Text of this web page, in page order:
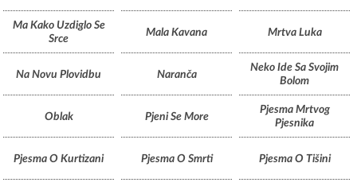
Ma Kako Uzdiglo Se
Srce
Mala Kavana Mrtva Luka
Na Novu Plovidbu Naranča
Neko Ide Sa Svojim
Bolom
Oblak Pjeni Se More
Pjesma Mrtvog
Pjesnika
Pjesma O Kurtizani Pjesma O Smrti Pjesma O Tišini